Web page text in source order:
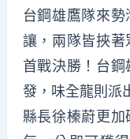
台鋼雄鷹隊來
讓，兩隊皆挾
首戰決勝！台
發，味全龍則派
縣長徐榛蔚更